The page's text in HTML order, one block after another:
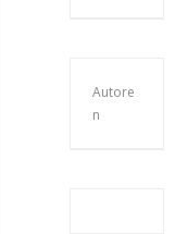
Autore
n